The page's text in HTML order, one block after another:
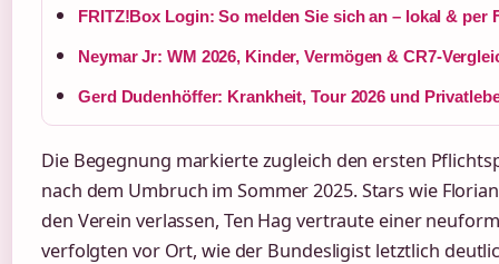
FRITZ!Box Login: So melden Sie sich an – lokal & per
Neymar Jr: WM 2026, Kinder, Vermögen & CR7-
Gerd Dudenhöffer: Krankheit, Tour 2026 und
Die Begegnung markierte zugleich den ersten
nach dem Umbruch im Sommer 2025. Stars wie
den Verein verlassen, Ten Hag vertraute einer
verfolgten vor Ort, wie der Bundesligist letztlich